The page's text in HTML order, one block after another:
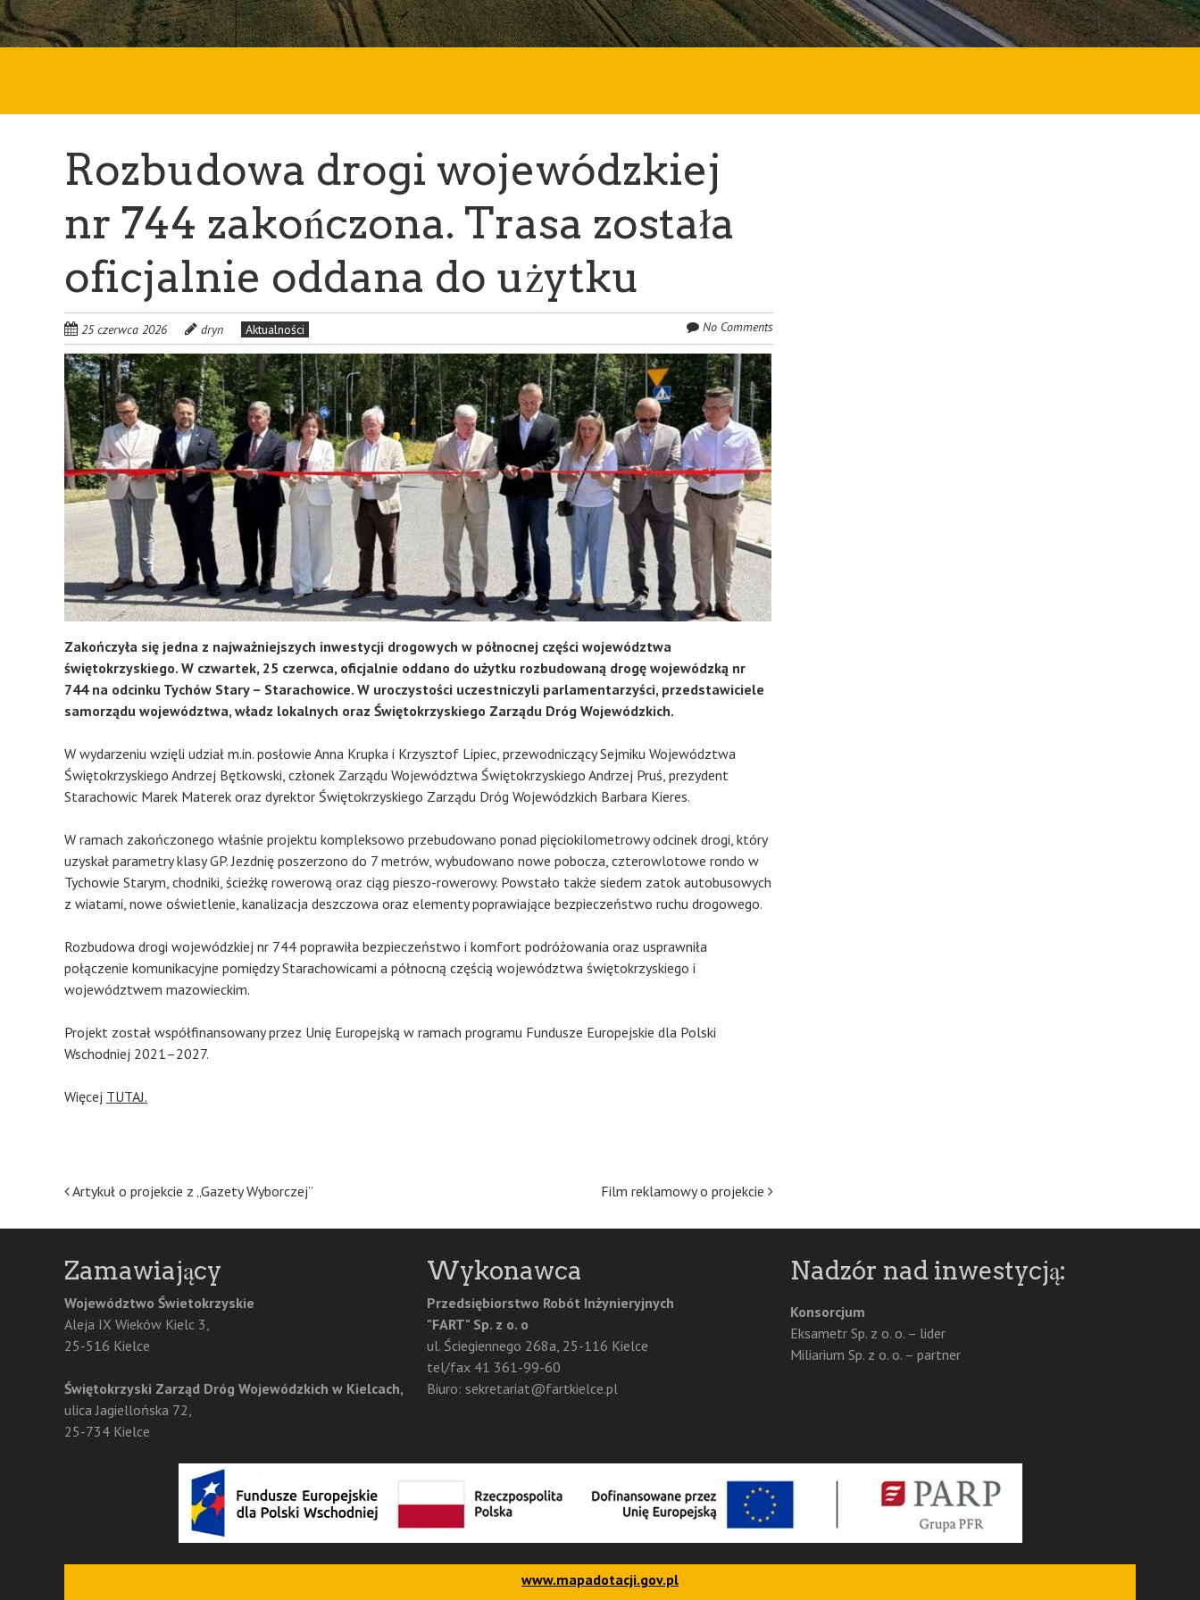
Rozbudowa drogi wojewódzkiej
nr 744 zakończona. Trasa została
oficjalnie oddana do użytku
25 czerwca 2026 dryn Aktualności No Comments
Zakończyła się jedna z najważniejszych inwestycji drogowych w północnej części województwa
świętokrzyskiego. W czwartek, 25 czerwca, oficjalnie oddano do użytku rozbudowaną drogę wojewódzką nr
744 na odcinku Tychów Stary – Starachowice. W uroczystości uczestniczyli parlamentarzyści, przedstawiciele
samorządu województwa, władz lokalnych oraz Świętokrzyskiego Zarządu Dróg Wojewódzkich.
W wydarzeniu wzięli udział m.in. posłowie Anna Krupka i Krzysztof Lipiec, przewodniczący Sejmiku Województwa
Świętokrzyskiego Andrzej Bętkowski, członek Zarządu Województwa Świętokrzyskiego Andrzej Pruś, prezydent
Starachowic Marek Materek oraz dyrektor Świętokrzyskiego Zarządu Dróg Wojewódzkich Barbara Kieres.
W ramach zakończonego właśnie projektu kompleksowo przebudowano ponad pięciokilometrowy odcinek drogi, który
uzyskał parametry klasy GP. Jezdnię poszerzono do 7 metrów, wybudowano nowe pobocza, czterowlotowe rondo w
Tychowie Starym, chodniki, ścieżkę rowerową oraz ciąg pieszo-rowerowy. Powstało także siedem zatok autobusowych
z wiatami, nowe oświetlenie, kanalizacja deszczowa oraz elementy poprawiające bezpieczeństwo ruchu drogowego.
Rozbudowa drogi wojewódzkiej nr 744 poprawiła bezpieczeństwo i komfort podróżowania oraz usprawniła
połączenie komunikacyjne pomiędzy Starachowicami a północną częścią województwa świętokrzyskiego i
województwem mazowieckim.
Projekt został współfinansowany przez Unię Europejską w ramach programu Fundusze Europejskie dla Polski
Wschodniej 2021–2027.
Więcej TUTAJ.
Post
navigation
Artykuł o projekcie z „Gazety Wyborczej” Film reklamowy o projekcie
Zamawiający
Województwo Świetokrzyskie
Aleja IX Wieków Kielc 3,
25-516 Kielce
Świętokrzyski Zarząd Dróg Wojewódzkich w Kielcach,
ulica Jagiellońska 72,
25-734 Kielce
Wykonawca
Przedsiębiorstwo Robót Inżynieryjnych
"FART" Sp. z o. o
ul. Ściegiennego 268a, 25-116 Kielce
tel/fax 41 361-99-60
Biuro: sekretariat@fartkielce.pl
Nadzór nad inwestycją:
Konsorcjum
Eksametr Sp. z o. o. – lider
Miliarium Sp. z o. o. – partner
www.mapadotacji.gov.pl